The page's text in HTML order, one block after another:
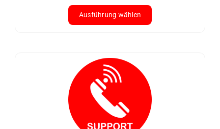
werden
Ausführung wählen
mehrere
Varianten
auf.
Die
Optionen